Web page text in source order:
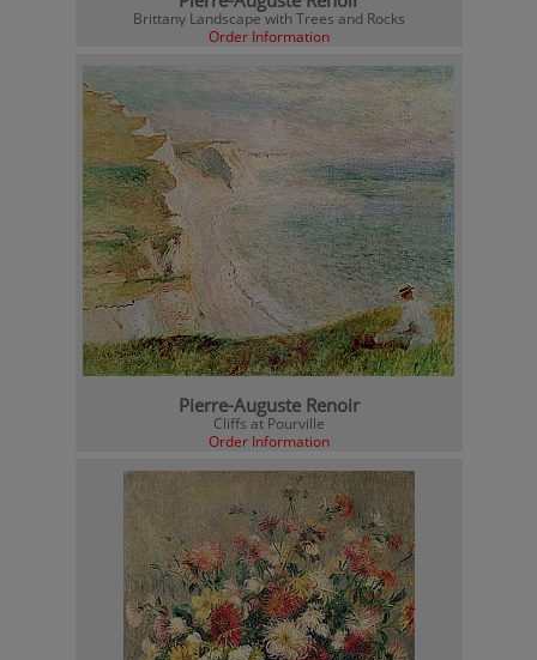
Brittany Landscape with Trees and Rocks
Order Information
Pierre-Auguste Renoir
Cliffs at Pourville
Order Information